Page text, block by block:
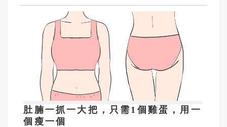
肚腩一抓一大把，只需1個雞蛋，用一
個瘦一個